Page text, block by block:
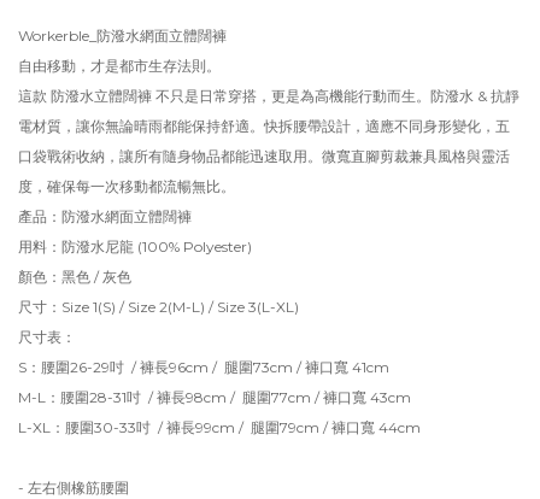
Workerble_防潑水網面立體闊褲
自由移動，才是都市生存法則。
這款 防潑水立體闊褲 不只是日常穿搭，更是為高機能行動而生。防潑水 & 抗靜
電材質，讓你無論晴雨都能保持舒適。快拆腰帶設計，適應不同身形變化，五
口袋戰術收納，讓所有隨身物品都能迅速取用。微寬直腳剪裁兼具風格與靈活
度，確保每一次移動都流暢無比。
產品：防潑水網面立體闊褲
用料：防潑水尼龍 (100% Polyester)
顏色：黑色 / 灰色
尺寸：Size 1(S) / Size 2(M-L) / Size 3(L-XL)
尺寸表：
S：腰圍26-29吋 / 褲長96cm / 腿圍73cm / 褲口寬 41cm
M-L：腰圍28-31吋 / 褲長98cm / 腿圍77cm / 褲口寬 43cm
L-XL：腰圍30-33吋 / 褲長99cm / 腿圍79cm / 褲口寬 44cm
- 左右側橡筋腰圍